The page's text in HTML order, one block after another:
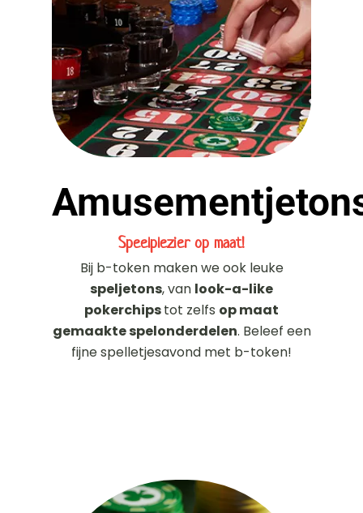
Speelplezier op maat!
Bij b-token maken we ook leuke
speljetons, van look-a-like
pokerchipstot zelfs op maat
gemaakte spelonderdelen. Beleef een
fijne spelletjesavond met b-token!